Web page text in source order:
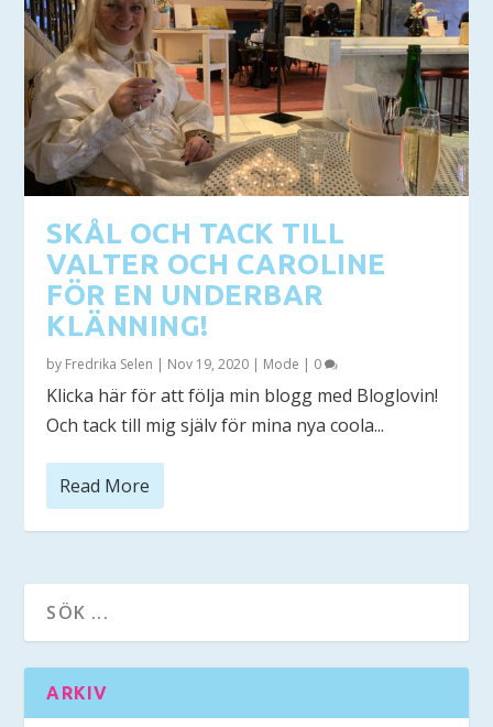
SKÅL OCH TACK TILL
VALTER OCH CAROLINE
FÖR EN UNDERBAR
KLÄNNING!
by Fredrika Selen | Nov 19, 2020 | Mode | 0
Klicka här för att följa min blogg med Bloglovin!
Och tack till mig själv för mina nya coola...
Read More
ARKIV